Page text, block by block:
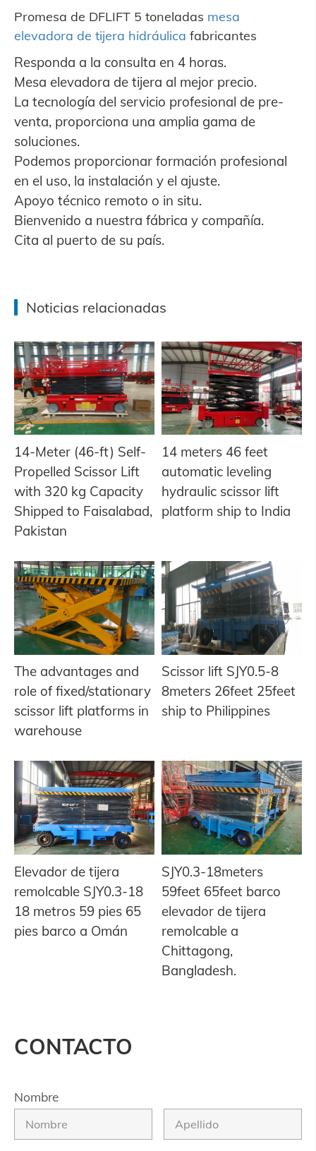
Promesa de DFLIFT 5 toneladas mesa
elevadora de tijera hidráulica fabricantes
Responda a la consulta en 4 horas.
Mesa elevadora de tijera al mejor precio.
La tecnología del servicio profesional de pre-
venta, proporciona una amplia gama de
soluciones.
Podemos proporcionar formación profesional
en el uso, la instalación y el ajuste.
Apoyo técnico remoto o in situ.
Bienvenido a nuestra fábrica y compañía.
Cita al puerto de su país.
Noticias relacionadas
14-Meter (46-ft) Self-
Propelled Scissor Lift
with 320 kg Capacity
Shipped to Faisalabad,
Pakistan
14 meters 46 feet
automatic leveling
hydraulic scissor lift
platform ship to India
The advantages and
role of fixed/stationary
scissor lift platforms in
warehouse
Scissor lift SJY0.5-8
8meters 26feet 25feet
ship to Philippines
Elevador de tijera
remolcable SJY0.3-18
18 metros 59 pies 65
pies barco a Omán
SJY0.3-18meters
59feet 65feet barco
elevador de tijera
remolcable a
Chittagong,
Bangladesh.
CONTACTO
Nombre